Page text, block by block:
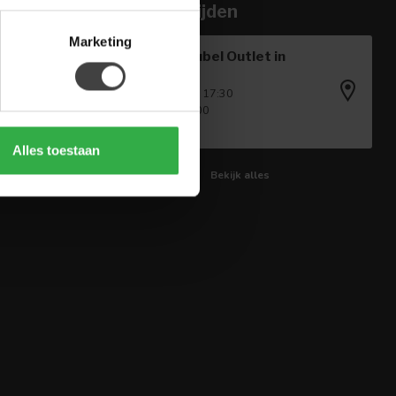
Marketing
Alles toestaan
Openingstijden
Houten Meubel Outlet in
Winkel
Ma - Vr: 09:00 - 17:30
Za: 09:00 - 17:00
Zo: Gesloten
Bekijk alles